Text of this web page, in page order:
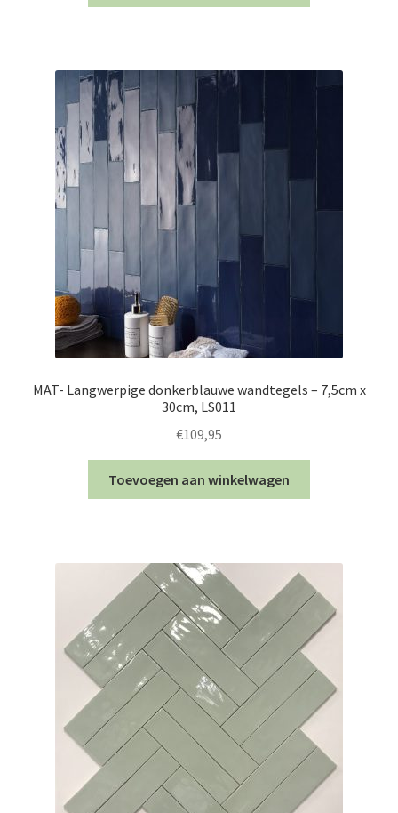
MAT- Langwerpige donkerblauwe wandtegels – 7,5cm x
30cm, LS011
€109,95
Toevoegen aan winkelwagen